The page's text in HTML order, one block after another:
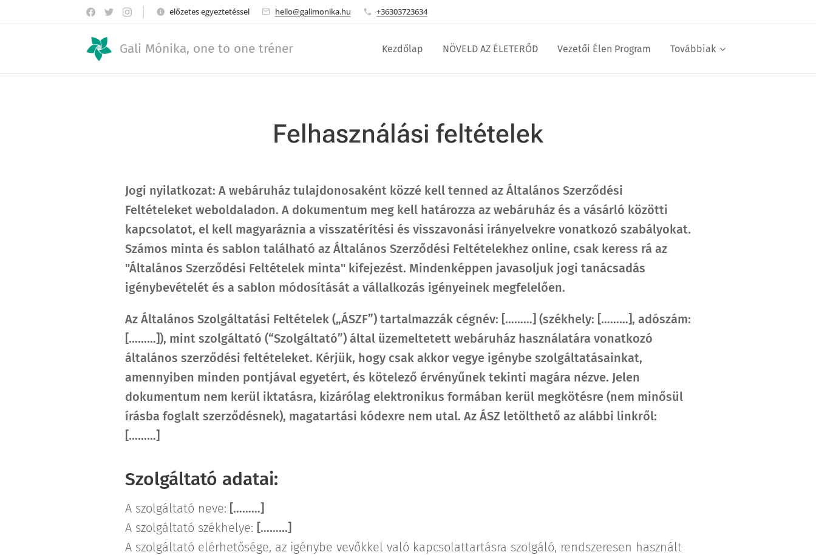
előzetes egyeztetéssel hello@galimonika.hu +36303723634
Gali Mónika, one to one tréner Kezdőlap NÖVELD AZ ÉLETERŐD Vezetői Élen Program Továbbiak
Felhasználási feltételek
Jogi nyilatkozat: A webáruház tulajdonosaként közzé kell tenned az Általános Szerződési
Feltételeket weboldaladon. A dokumentum meg kell határozza az webáruház és a vásárló közötti
kapcsolatot, el kell magyaráznia a visszatérítési és visszavonási irányelvekre vonatkozó szabályokat.
Számos minta és sablon található az Általános Szerződési Feltételekhez online, csak keress rá az
"Általános Szerződési Feltételek minta" kifejezést. Mindenképpen javasoljuk jogi tanácsadás
igénybevételét és a sablon módosítását a vállalkozás igényeinek megfelelően.
Az Általános Szolgáltatási Feltételek („ÁSZF”) tartalmazzák cégnév: [………] (székhely: [………], adószám:
[………]), mint szolgáltató (“Szolgáltató”) által üzemeltetett webáruház használatára vonatkozó
általános szerződési feltételeket. Kérjük, hogy csak akkor vegye igénybe szolgáltatásainkat,
amennyiben minden pontjával egyetért, és kötelező érvényűnek tekinti magára nézve. Jelen
dokumentum nem kerül iktatásra, kizárólag elektronikus formában kerül megkötésre (nem minősül
írásba foglalt szerződésnek), magatartási kódexre nem utal. Az ÁSZ letölthető az alábbi linkről:
[………]
Szolgáltató adatai:
A szolgáltató neve: [………]
A szolgáltató székhelye: [………]
A szolgáltató elérhetősége, az igénybe vevőkkel való kapcsolattartásra szolgáló, rendszeresen használt